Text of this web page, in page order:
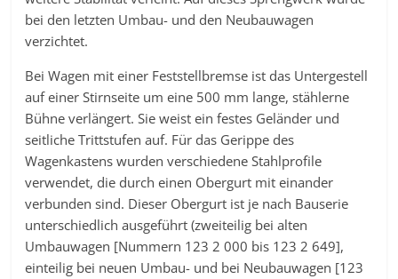
bei den letzten Umbau- und den Neubauwagen
verzichtet.
Bei Wagen mit einer Feststellbremse ist das Untergestell
auf einer Stirnseite um eine 500 mm lange, stählerne
Bühne verlängert. Sie weist ein festes Geländer und
seitliche Trittstufen auf. Für das Gerippe des
Wagenkastens wurden verschiedene Stahlprofile
verwendet, die durch einen Obergurt mit einander
verbunden sind. Dieser Obergurt ist je nach Bauserie
unterschiedlich ausgeführt (zweiteilig bei alten
Umbauwagen [Nummern 123 2 000 bis 123 2 649],
einteilig bei neuen Umbau- und bei Neubauwagen [123